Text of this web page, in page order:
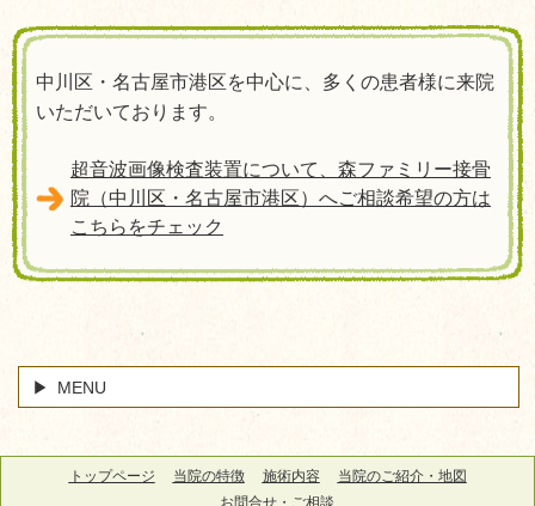
中川区・名古屋市港区を中心に、多くの患者様に来院
いただいております。
超音波画像検査装置について、森ファミリー接骨
院（中川区・名古屋市港区）へご相談希望の方は
こちらをチェック
MENU
トップページ 当院の特徴 施術内容
当院のご紹介・地図
お問合せ・ご相談